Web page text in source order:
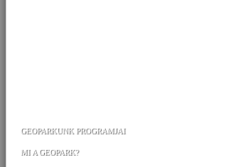
GEOPARKUNK PROGRAMJAI
MI A GEOPARK?